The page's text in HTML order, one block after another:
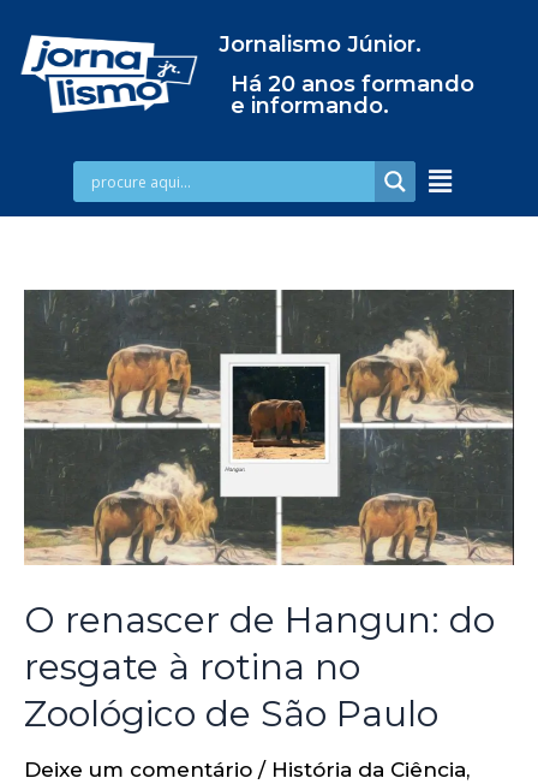
Jornalismo Júnior.
Há 20 anos formando
e informando.
O renascer de Hangun: do
resgate à rotina no
Zoológico de São Paulo
Deixe um comentário / História da Ciência,